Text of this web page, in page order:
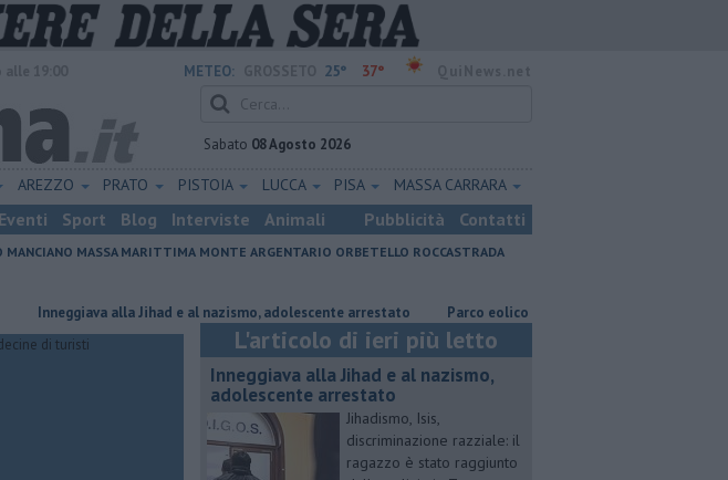
METEO: 25° 37°
Sabato 08 Agosto 2026
AREZZO PRATO PISTOIA LUCCA PISA MASSA CARRARA
Eventi Sport Blog Interviste Animali Pubblicità Contatti
MANCIANO MASSA MARITTIMA MONTE ARGENTARIO ORBETELLO ROCCASTRADA
alla Jihad e al nazismo, adolescente arrestato Parco eolico in mare, Confagricoltura contraria
L'articolo di ieri più letto
Inneggiava alla Jihad e al nazismo,
adolescente arrestato
Jihadismo, Isis,
discriminazione razziale: il
ragazzo è stato raggiunto